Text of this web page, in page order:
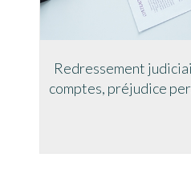
Redressement
comptes, préjudice